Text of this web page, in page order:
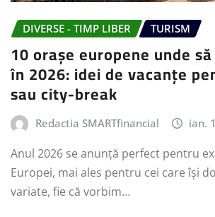
DIVERSE - TIMP LIBER TURISM
10 orașe europene unde
în 2026: idei de vacanțe
sau city-break
Redactia SMARTfinancial ian.
Anul 2026 se anunță perfect pentru
Europei, mai ales pentru cei care își
variate, fie că vorbim…